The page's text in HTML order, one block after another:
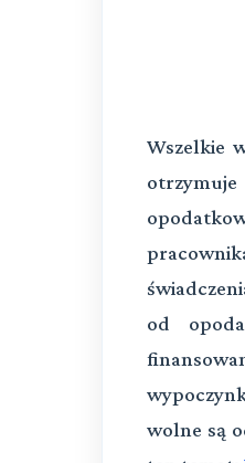
Wszelkie
od
wolne są